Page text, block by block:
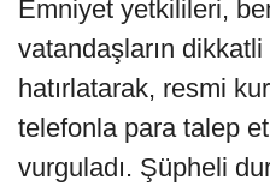
Emniyet yetkilileri,
vatandaşların
hatırlatarak, resmi
telefonla para talep
vurguladı. Şüpheli